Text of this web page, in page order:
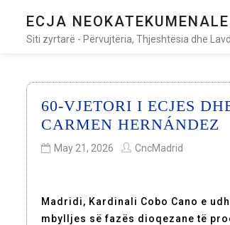
ECJA NEOKATEKUMENALE
Siti zyrtarë - Përvujtëria, Thjeshtësia dhe
60-VJETORI I ECJES
CARMEN HERNÁNDEZ
May 21, 2026 CncMadrid
Madridi, Kardinali Cobo Cano e
mbylljes së fazës dioqezane të